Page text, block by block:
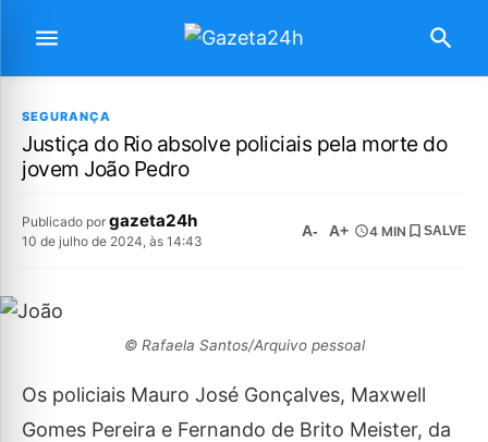
SEGURANÇA
Justiça do Rio absolve policiais pela morte do
jovem João Pedro
Publicado por gazeta24h
10 de julho de 2024, às 14:43
A- A+ 4 MIN SALVE
© Rafaela Santos/Arquivo pessoal
Os policiais Mauro José Gonçalves, Maxwell
Gomes Pereira e Fernando de Brito Meister, da